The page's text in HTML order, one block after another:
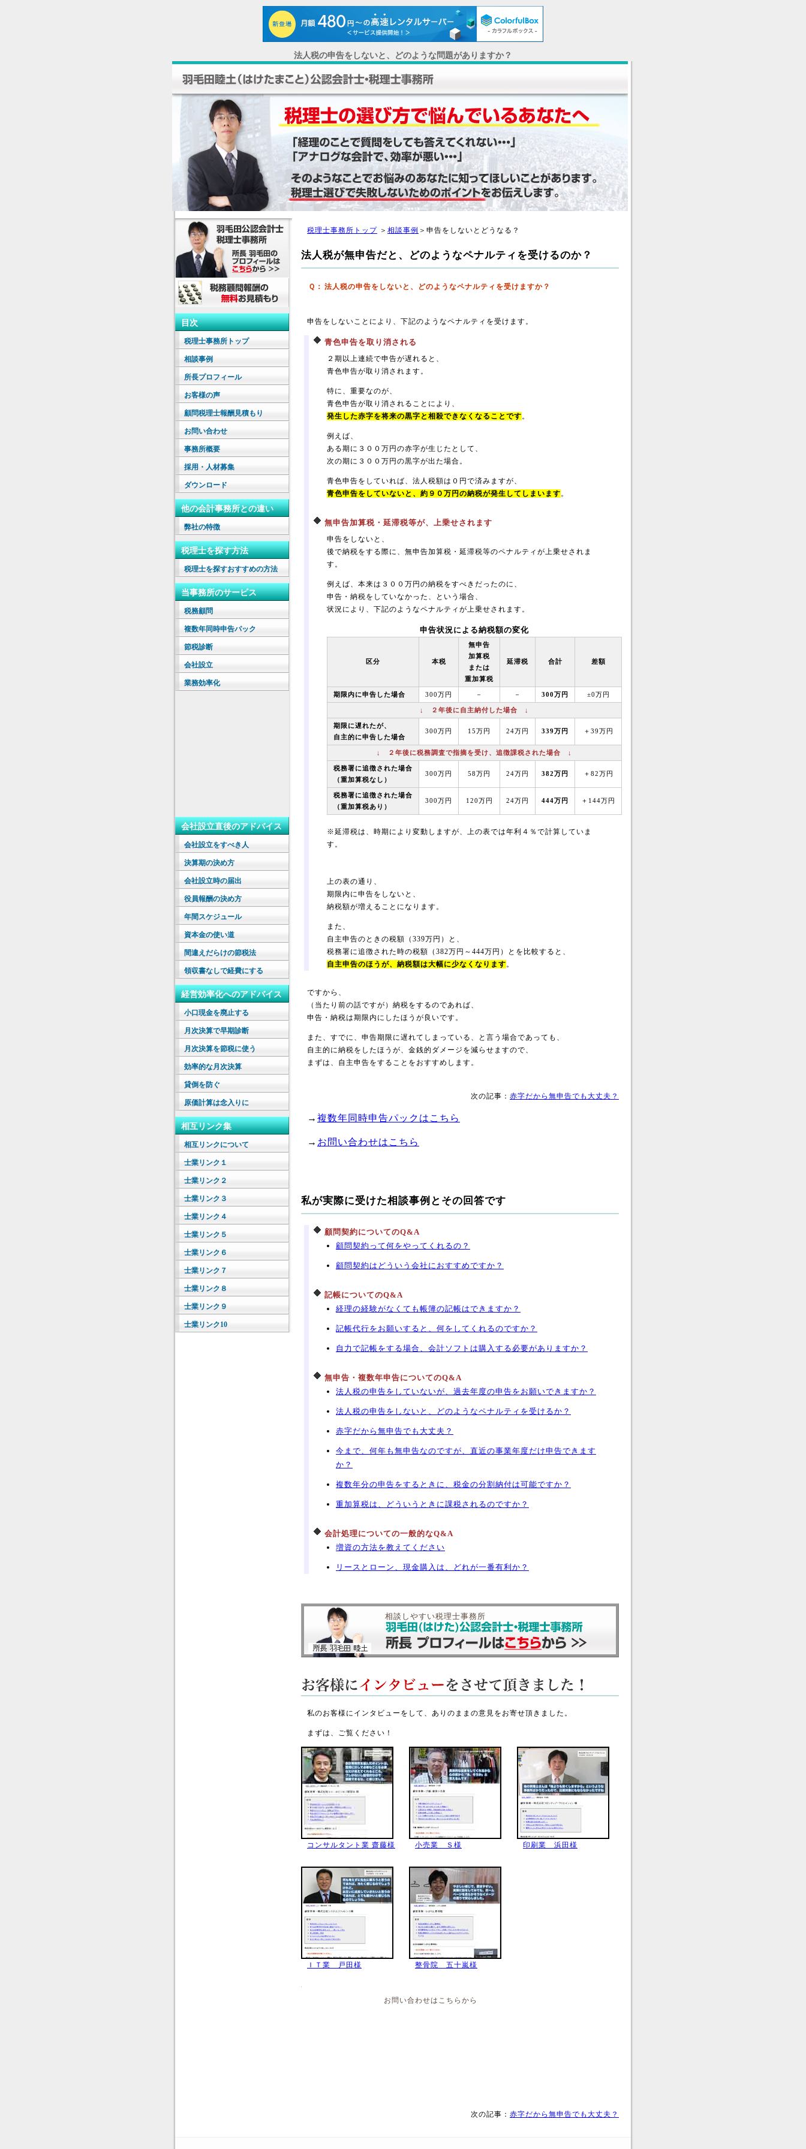
法人税の申告をしないと、どのような問題がありますか？
税理士事務所トップ ＞ 相談事例 ＞申告をしないとどうなる？
法人税が無申告だと、どのようなペナルティを受けるのか？
Ｑ： 法人税の申告をしないと、どのようなペナルティを受けますか？
申告をしないことにより、下記のようなペナルティを受けます。
青色申告を取り消される
２期以上連続で申告が遅れると、
青色申告が取り消されます。
特に、重要なのが、
青色申告が取り消されることにより、
発生した赤字を将来の黒字と相殺できなくなることです。
例えば、
ある期に３００万円の赤字が生じたとして、
次の期に３００万円の黒字が出た場合。
青色申告をしていれば、法人税額は０円で済みますが、
青色申告をしていないと、約９０万円の納税が発生してしまいます。
無申告加算税・延滞税等が、上乗せされます
申告をしないと、
後で納税をする際に、無申告加算税・延滞税等のペナルティが上乗せされま
す。
例えば、本来は３００万円の納税をすべきだったのに、
申告・納税をしていなかった、という場合、
状況により、下記のようなペナルティが上乗せされます。
申告状況による納税額の変化
区分 本税
無申告
加算税
または
重加算税
延滞税 合計 差額
期限内に申告した場合 300万円 － － 300万円 ±0万円
↓ ２年後に自主納付した場合 ↓
期限に遅れたが、
自主的に申告した場合
300万円 15万円 24万円 339万円 ＋39万円
↓ ２年後に税務調査で指摘を受け、追徴課税された場合 ↓
税務署に追徴された場合
（重加算税なし ）
300万円 58万円 24万円 382万円 ＋82万円
税務署に追徴された場合
（重加算税あり）
300万円 120万円 24万円 444万円 ＋144万円
※延滞税は、時期により変動しますが、上の表では年利４％で計算していま
す。
上の表の通り、
期限内に申告をしないと、
納税額が増えることになります。
また、
自主申告のときの税額（339万円）と、
税務署に追徴された時の税額（382万円～444万円）とを比較すると、
自主申告のほうが、納税額は大幅に少なくなります。
ですから、
（当たり前の話ですが）納税をするのであれば、
申告・納税は期限内にしたほうが良いです。
また、すでに、申告期限に遅れてしまっている、と言う場合であっても、
自主的に納税をしたほうが、金銭的ダメージを減らせますので、
まずは、自主申告をすることをおすすめします。
次の記事： 赤字だから無申告でも大丈夫？
→ 複数年同時申告パックはこちら
→ お問い合わせはこちら
私が実際に受けた相談事例とその回答です
顧問契約についてのQ&A
顧問契約って何をやってくれるの？
顧問契約はどういう会社におすすめですか？
記帳についてのQ&A
経理の経験がなくても帳簿の記帳はできますか？
記帳代行をお願いすると、何をしてくれるのですか？
自力で記帳をする場合、会計ソフトは購入する必要がありますか？
無申告・複数年申告についてのQ&A
法人税の申告をしていないが、過去年度の申告をお願いできますか？
法人税の申告をしないと、どのようなペナルティを受けるか？
赤字だから無申告でも大丈夫？
今まで、何年も無申告なのですが、直近の事業年度だけ申告できます
か？
複数年分の申告をするときに、税金の分割納付は可能ですか？
重加算税は、どういうときに課税されるのですか？
会計処理についての一般的なQ&A
増資の方法を教えてください
リースとローン、現金購入は、どれが一番有利か？
相談しやすい税理士事務所
私のお客様にインタビューをして、ありのままの意見をお寄せ頂きました。
まずは、ご覧ください！
コンサルタント業 齋藤様 小売業 Ｓ様 印刷業 浜田様
ＩＴ業 戸田様 整骨院 五十嵐様
お問い合わせはこちらから
次の記事： 赤字だから無申告でも大丈夫？
目次
税理士事務所トップ
相談事例
所長プロフィール
お客様の声
顧問税理士報酬見積もり
お問い合わせ
事務所概要
採用・人材募集
ダウンロード
他の会計事務所との違い
弊社の特徴
税理士を探す方法
税理士を探すおすすめの方法
当事務所のサービス
税務顧問
複数年同時申告パック
節税診断
会社設立
業務効率化
会社設立直後のアドバイス
会社設立をすべき人
決算期の決め方
会社設立時の届出
役員報酬の決め方
年間スケジュール
資本金の使い道
間違えだらけの節税法
領収書なしで経費にする
経営効率化へのアドバイス
小口現金を廃止する
月次決算で早期診断
月次決算を節税に使う
効率的な月次決算
貸倒を防ぐ
原価計算は念入りに
相互リンク集
相互リンクについて
士業リンク１
士業リンク２
士業リンク３
士業リンク４
士業リンク５
士業リンク６
士業リンク７
士業リンク８
士業リンク９
士業リンク10